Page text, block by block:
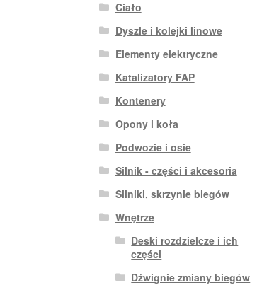
Ciało
Dyszle i kolejki linowe
Elementy elektryczne
Katalizatory FAP
Kontenery
Opony i koła
Podwozie i osie
Silnik - części i akcesoria
Silniki, skrzynie biegów
Wnętrze
Deski rozdzielcze i ich
części
Dźwignie zmiany biegów